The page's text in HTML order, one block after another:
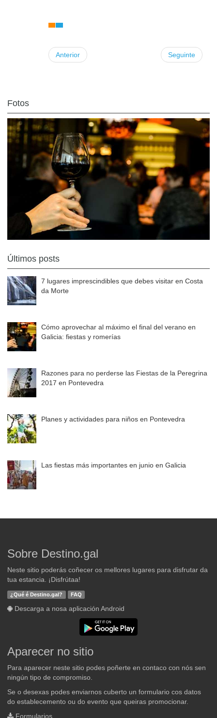
Anterior Seguinte
Fotos
Últimos posts
7 lugares imprescindibles que debes visitar en Costa
da Morte
Cómo aprovechar al máximo el final del verano en
Galicia: fiestas y romerías
Razones para no perderse las Fiestas de la Peregrina
2017 en Pontevedra
Planes y actividades para niños en Pontevedra
Las fiestas más importantes en junio en Galicia
Sobre Destino.gal
Neste sitio poderás coñecer os mellores lugares para disfrutar da
tua estancia. ¡Disfrútaa!
¿Qué é Destino.gal? FAQ
Descarga a nosa aplicación Android
Aparecer no sitio
Para aparecer neste sitio podes poñerte en contaco con nós sen
ningún tipo de compromiso.
Se o desexas podes enviarnos cuberto un formulario cos datos
do establecemento ou do evento que queiras promocionar.
Formularios